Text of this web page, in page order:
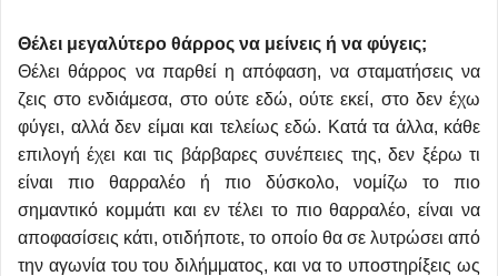
Θέλει μεγαλύτερο θάρρος να μείνεις ή να φύγεις;
Θέλει θάρρος να παρθεί η απόφαση, να σταματήσεις να
ζεις στο ενδιάμεσα, στο ούτε εδώ, ούτε εκεί, στο δεν έχω
φύγει, αλλά δεν είμαι και τελείως εδώ. Κατά τα άλλα, κάθε
επιλογή έχει και τις βάρβαρες συνέπειες της, δεν ξέρω τι
είναι πιο θαρραλέο ή πιο δύσκολο, νομίζω το πιο
σημαντικό κομμάτι και εν τέλει το πιο θαρραλέο, είναι να
αποφασίσεις κάτι, οτιδήποτε, το οποίο θα σε λυτρώσει από
την αγωνία του του διλήμματος, και να το υποστηρίξεις ως